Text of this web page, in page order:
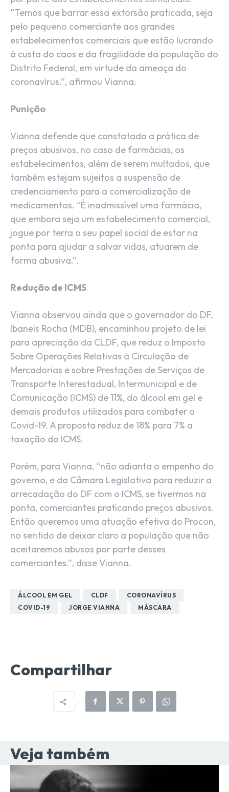
“Temos que barrar essa extorsão praticada, seja
pelo pequeno comerciante aos grandes
estabelecimentos comerciais que estão lucrando
à custa do caos e da fragilidade da população do
Distrito Federal, em virtude da ameaça do
coronavírus.”, afirmou Vianna.
Punição
Vianna defende que constatado a prática de
preços abusivos, no caso de farmácias, os
estabelecimentos, além de serem multados, que
também estejam sujeitos a suspensão de
credenciamento para a comercialização de
medicamentos. “É inadmissível uma farmácia,
que embora seja um estabelecimento comercial,
jogue por terra o seu papel social de estar na
ponta para ajudar a salvar vidas, atuarem de
forma abusiva.”.
Redução de ICMS
Vianna observou ainda que o governador do DF,
Ibaneis Rocha (MDB), encaminhou projeto de lei
para apreciação da CLDF, que reduz o Imposto
Sobre Operações Relativas à Circulação de
Mercadorias e sobre Prestações de Serviços de
Transporte Interestadual, Intermunicipal e de
Comunicação (ICMS) de 11%, do álcool em gel e
demais produtos utilizados para combater o
Covid-19. A proposta reduz de 18% para 7% a
taxação do ICMS.
Porém, para Vianna, “não adianta o empenho do
governo, e da Câmara Legislativa para reduzir a
arrecadação do DF com o ICMS, se tivermos na
ponta, comerciantes praticando preços abusivos.
Então queremos uma atuação efetiva do Procon,
no sentido de deixar claro a população que não
aceitaremos abusos por parte desses
comerciantes.”, disse Vianna.
ÁLCOOL EM GEL CLDF
CORONAVÍRUS
COVID-19
JORGE VIANNA MÁSCARA
Compartilhar
Veja também